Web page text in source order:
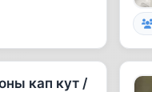
кап кут /